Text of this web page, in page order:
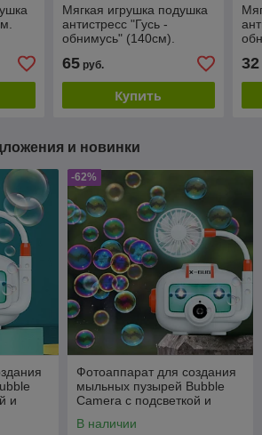
Мягкая игрушка подушка
антистресс "Гусь -
обнимусь" (140см).
65руб.
Купить
32
и новинки
и
-62%
Фотоаппарат для создания
мыльных пузырей Bubble
Camera с подсветкой и
В наличии